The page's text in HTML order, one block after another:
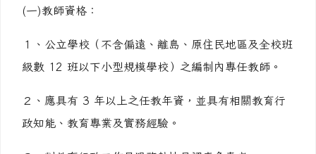
(一)教師資格：
１、公立學校（不含偏遠、離島、原住民地區及全校班
級數 12 班以下小型規模學校）之編制內專任教師。
２、應具有 3 年以上之任教年資，並具有相關教育行
政知能、教育專業及實務經驗。